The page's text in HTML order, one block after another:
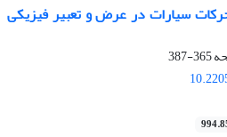
سیارات در عرض و تعبیر فیزیکی
365-387